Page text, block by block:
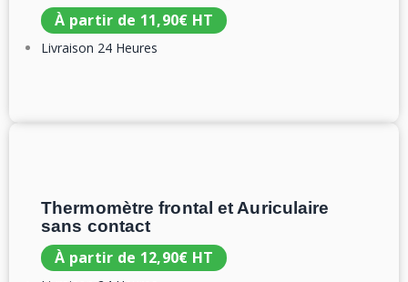
À partir de 11,90€ HT
Livraison 24 Heures
Thermomètre frontal et Auriculaire
sans contact
À partir de 12,90€ HT